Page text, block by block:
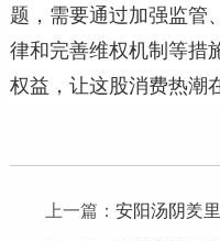
题，需要通过加强监管
律和完善维权机制等措
权益，让这股消费热潮
上一篇： 安阳汤阴羑